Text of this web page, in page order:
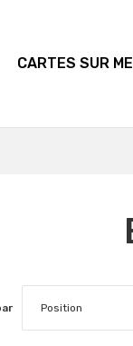
CARTES SUR
Position